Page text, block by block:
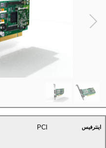
اینترفیس PCI